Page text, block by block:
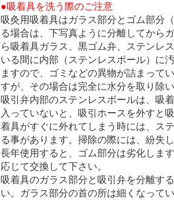
●吸着具を洗う際のご注意
吸灸用吸着具はガラス部分とゴム部分
る場合は、下写真ように分離してから
ら吸着具ガラス、黒ゴム弁、ステンレ
いる間に内部（ステンレスボール）に
ますので、ゴミなどの異物が詰まって
すが、その場合は完全に水分を取り除
吸引弁内部のステンレスボールは、吸
入っていないと、吸引ホースを外すと
着具がすぐに外れてしまう時には、ス
る事があります。掃除の際には、紛失
長年使用すると、ゴム部分は劣化しま
応じて交換して下さい。
吸着具のガラス部分と吸引弁を分離す
い。ガラス部分の首の所は細くなって